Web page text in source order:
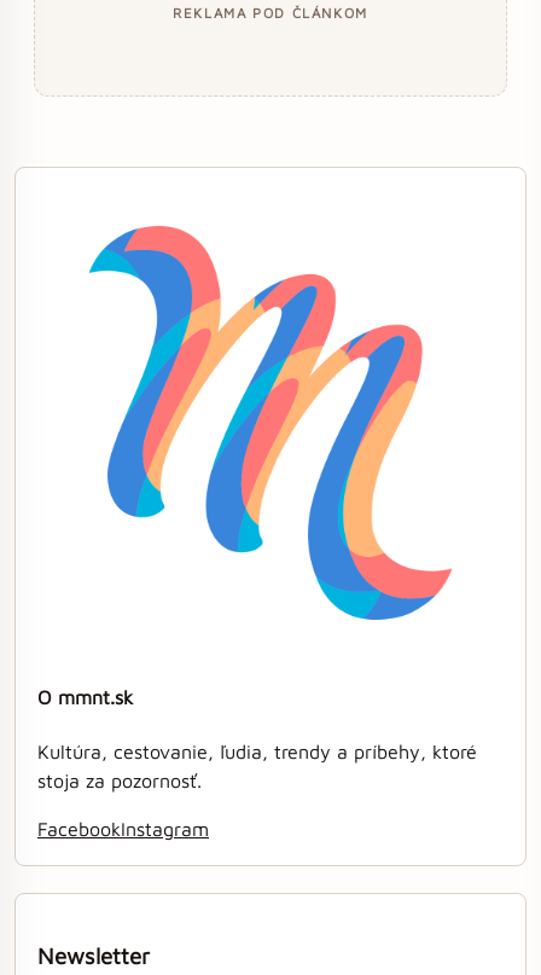
REKLAMA POD ČLÁNKOM
O mmnt.sk
Kultúra, cestovanie, ľudia, trendy a príbehy, ktoré
stoja za pozornosť.
FacebookInstagram
Newsletter